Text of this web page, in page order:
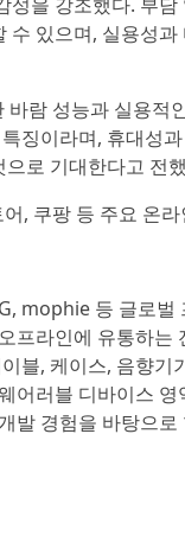
있으며, 실용성
바람 성능과 실용
징이라며, 휴대성
로 기대한다고 전
, 쿠팡 등 주요 온
mophie 등 글로벌
라인에 유통하는
블, 케이스, 음향기
어러블 디바이스
발 경험을 바탕으